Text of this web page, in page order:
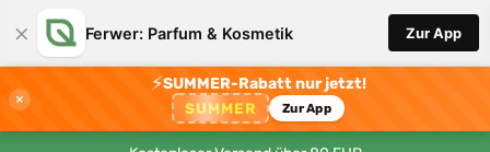
× Ferwer: Parfum & Kosmetik Zur App
×
⚡SUMMER-Rabatt nur jetzt!
SUMMER Zur App